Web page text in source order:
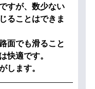
すが、数少ない
ることはできま
面でも滑ること
快適です。
します。